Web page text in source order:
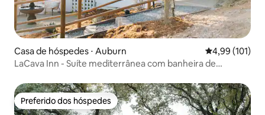
Casa de hóspedes ⋅ Auburn 4,99 de uma
4,99 (101)
LaCava Inn - Suíte mediterrânea com banheira de
Preferido dos hóspedes
Preferido dos hóspedes